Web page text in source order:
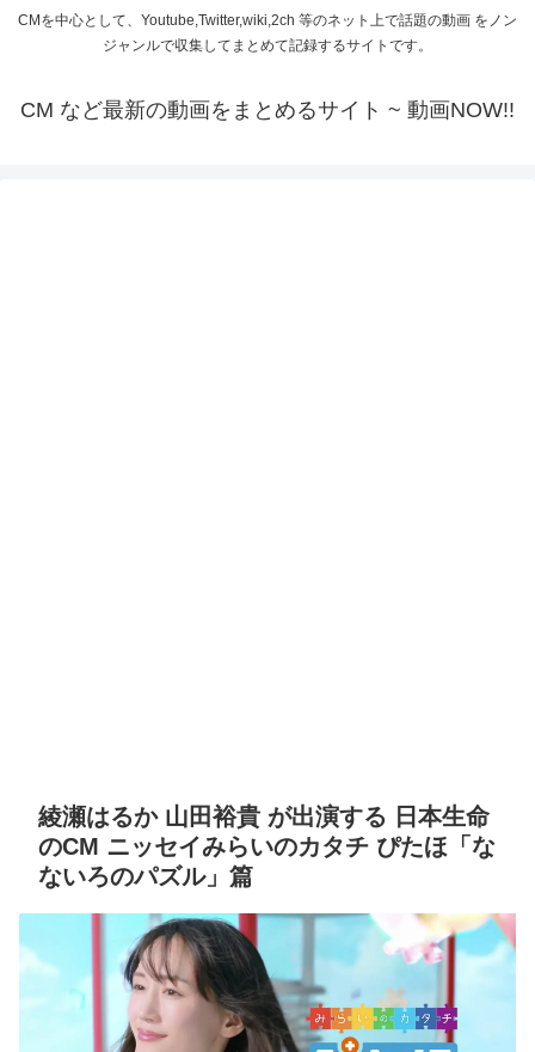
CMを中心として、Youtube,Twitter,wiki,2ch 等のネット上で話題の動画 をノン
ジャンルで収集してまとめて記録するサイトです。
CM など最新の動画をまとめるサイト ~ 動画NOW!!
綾瀬はるか 山田裕貴 が出演する 日本生命
のCM ニッセイみらいのカタチ ぴたほ「な
ないろのパズル」篇